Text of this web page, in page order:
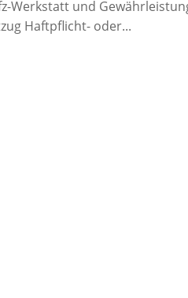
Werkstatt und
Haftpflicht- oder...